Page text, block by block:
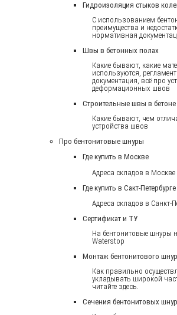
Гидроизоляция стыков
С использованием
преимущества и
нормативная
Швы в бетонных полах
Какие бывают, какие
используются,
документация, всё про
деформационных швов
Строительные швы в бетоне
Какие бывают, чем
устройства швов
Про бентонитовые шнуры
Где купить в Москве
Адреса складов в Москве
Где купить в Сакт-Петербурге
Адреса складов в Санкт-
Сертификат и ТУ
На бентонитовые шнуры
Waterstop
Монтаж бентонитового
Как правильно
укладывать широкой
читайте здесь.
Сечения бентонитовых